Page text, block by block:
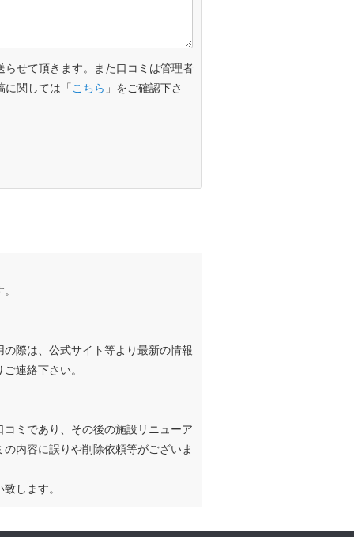
せて頂きます。また口コミは管理者
関しては「 こちら 」をご確認下さ
際は、公式サイト等より最新の情報
ご連絡下さい。
ミであり、その後の施設リニューア
内容に誤りや削除依頼等がございま
します。